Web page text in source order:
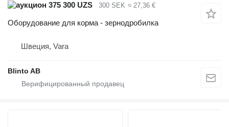
375 300 UZS
300 SEK ≈ 27,36 €
Оборудование для корма - зернодробилка
Швеция, Vara
Blinto AB